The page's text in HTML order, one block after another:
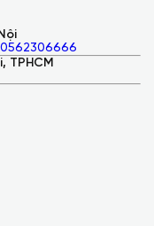
Slim 3 2025
cho sinh viên, dân
dung cơ bản.
TPHCM